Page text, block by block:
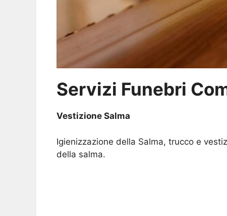
Servizi Funebri
Vestizione Salma
Igienizzazione della Salma, trucco e
della salma.